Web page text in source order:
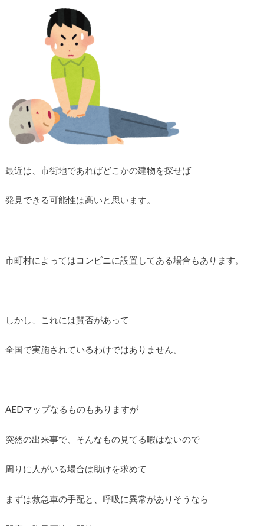
最近は、市街地であればどこかの建物を探せば
発見できる可能性は高いと思います。
市町村によってはコンビニに設置してある場合もあります。
しかし、これには賛否があって
全国で実施されているわけではありません。
AEDマップなるものもありますが
突然の出来事で、そんなもの見てる暇はないので
周りに人がいる場合は助けを求めて
まずは救急車の手配と、呼吸に異常がありそうなら